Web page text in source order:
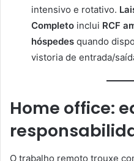
intensivo e rotativo.
Completo inclui RCF
hóspedes quando
vistoria de entrada/
Home office:
O trabalho remoto trouxe